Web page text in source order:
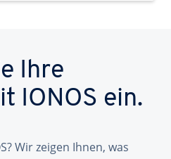
Ihre
IONOS ein.
Wir zeigen Ihnen, was